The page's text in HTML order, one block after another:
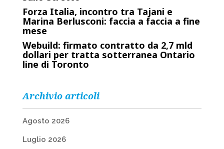
Forza Italia, incontro tra Tajani e
Marina Berlusconi: faccia a faccia a fine
mese
Webuild: firmato contratto da 2,7 mld
dollari per tratta sotterranea Ontario
line di Toronto
Archivio articoli
Agosto 2026
Luglio 2026